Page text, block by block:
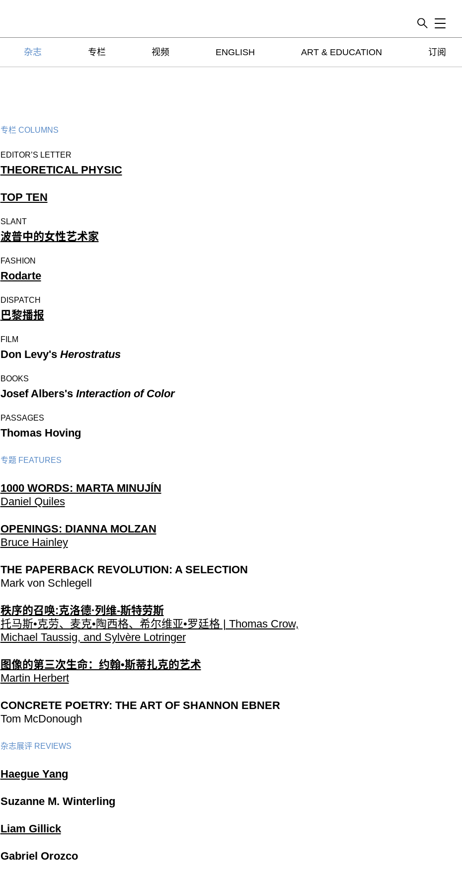
Toggle
杂志 专栏 视频 ENGLISH ART & EDUCATION 订阅
专栏 COLUMNS
EDITOR’S LETTER
THEORETICAL PHYSIC
TOP TEN
SLANT
波普中的女性艺术家
FASHION
Rodarte
DISPATCH
巴黎播报
FILM
Don Levy's Herostratus
BOOKS
Josef Albers's Interaction of Color
PASSAGES
Thomas Hoving
专题 FEATURES
1000 WORDS: MARTA MINUJÍN
Daniel Quiles
OPENINGS: DIANNA MOLZAN
Bruce Hainley
THE PAPERBACK REVOLUTION: A SELECTION
Mark von Schlegell
秩序的召唤:克洛德·列维-斯特劳斯
托马斯•克劳、麦克•陶西格、希尔维亚•罗廷格 | Thomas Crow,
Michael Taussig, and Sylvère Lotringer
图像的第三次生命：约翰•斯蒂扎克的艺术
Martin Herbert
CONCRETE POETRY: THE ART OF SHANNON EBNER
Tom McDonough
杂志展评 REVIEWS
Haegue Yang
Suzanne M. Winterling
Liam Gillick
Gabriel Orozco